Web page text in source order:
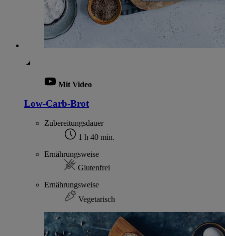
Mit Video
Low-Carb-Brot
Zubereitungsdauer
1 h 40 min.
Ernährungsweise
Glutenfrei
Ernährungsweise
Vegetarisch